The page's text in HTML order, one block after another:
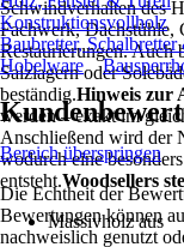
Schwindverhalten des
Fachwerk, Dachstühle,
Restaurierungen. Auch
Salzlagern oder
beständig.Hinweis zur
werden – exakt im
Anschließend wird der
wodurch eine
entsteht.Woodsellers
Massivholz aus
Konstruktionsvollholz
Baubretter,
Hobelware
Bereich überspringen
Die Echtheit der
Bewertungen können
nachweislich genutzt